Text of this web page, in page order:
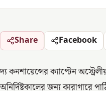
Share Facebook
দ্য কনশায়েন্সের ক্যাপ্টেন
অনির্দিষ্টকালের জন্য কারাগারে